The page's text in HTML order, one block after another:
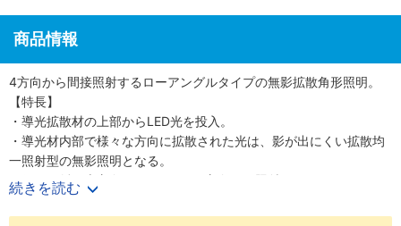
商品情報
4方向から間接照射するローアングルタイプの無影拡散角形照明。
【特長】
・導光拡散材の上部からLED光を投入。
・導光材内部で様々な方向に拡散された光は、影が出にくい拡散均
一照射型の無影照明となる。
・側面や斜め上方向からワークを4方向から照射。
・BGAなど四角いワークを均一に照射する場合などに有効。
【用途】
続きを読む